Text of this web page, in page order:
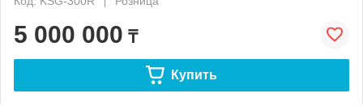
5 000 000 ₸
Купить